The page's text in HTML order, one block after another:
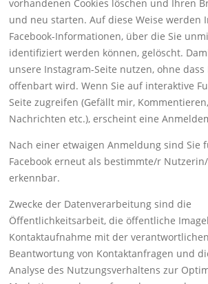
vorhandenen Cookies löschen und Ihren
und neu starten. Auf diese Weise werden
Facebook-Informationen, über die Sie
identifiziert werden können, gelöscht.
unsere Instagram-Seite nutzen, ohne
offenbart wird. Wenn Sie auf interaktive
Seite zugreifen (Gefällt mir,
Nachrichten etc.), erscheint eine
Nach einer etwaigen Anmeldung sind Sie
Facebook erneut als bestimmte/r
erkennbar.
Zwecke der Datenverarbeitung sind die
Öffentlichkeitsarbeit, die öffentliche
Kontaktaufnahme mit der
Beantwortung von Kontaktanfragen und
Analyse des Nutzungsverhaltens zur